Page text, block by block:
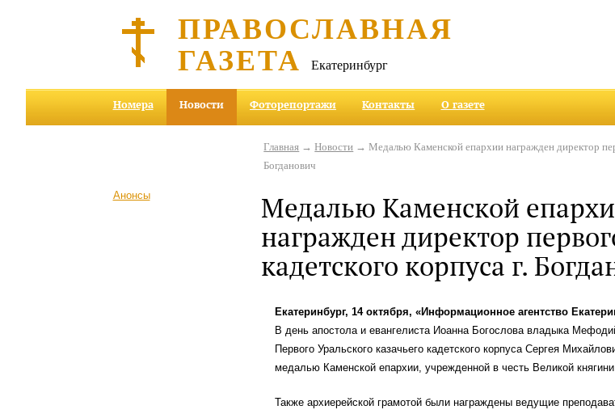
ПРАВОСЛАВНАЯ
ГАЗЕТА Екатеринбург
Номера Новости Фоторепортажи Контакты О газете
Анонсы
Главная →Новости → Медалью Каменской епархии награжден директор
Богданович
Медалью Каменской
награжден директор
кадетского корпуса г.
Екатеринбург, 14 октября, «Информационное агентство
В день апостола и евангелиста Иоанна Богослова владыка
Первого Уральского казачьего кадетского корпуса Сергея
медалью Каменской епархии, учрежденной в честь Великой
Также архиерейской грамотой были награждены ведущие